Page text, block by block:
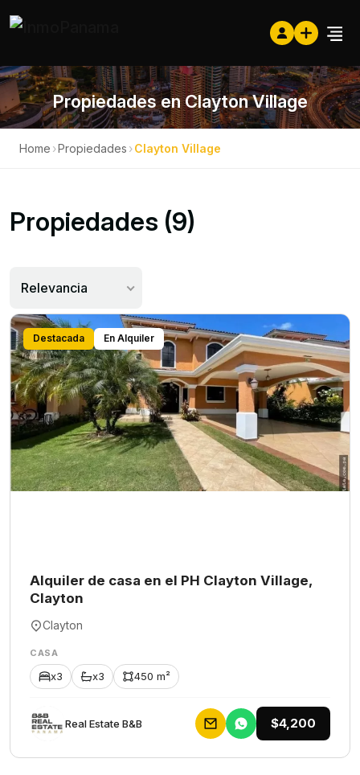
Propiedades en Clayton Village
Home ›Propiedades ›Clayton Village
Propiedades (9)
Relevancia
Destacada En Alquiler
Alquiler de casa en el PH Clayton Village,
Clayton
Clayton
CASA
x3 x3 450 m²
Rеаl Еstаtе В&В $4,200